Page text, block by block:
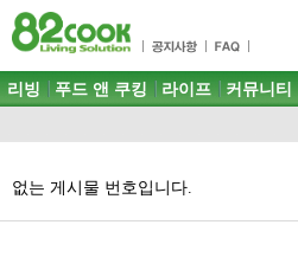
목차
주메뉴 바로가기
컨텐츠 바로가기
검색 바로가기
로그인 바로가기
주메뉴
리빙 푸드 앤 쿠킹 라이프 커뮤니티
없는 게시물 번호입니다.